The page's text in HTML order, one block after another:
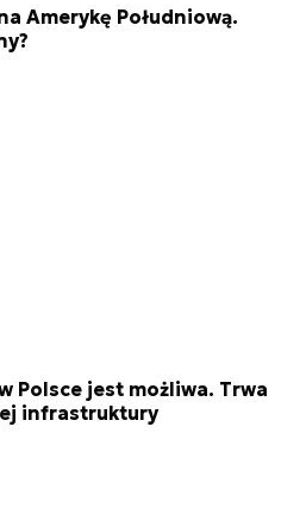
Amerykę Południową.
Polsce jest możliwa. Trwa
infrastruktury